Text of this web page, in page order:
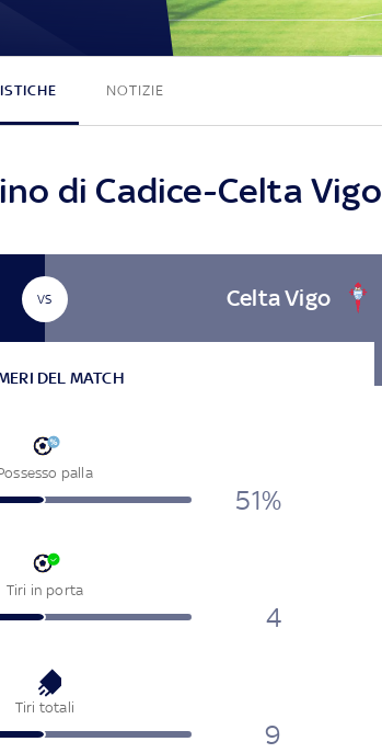
1 - 0
NOTIZIE
di Cadice-Celta Vigo
VS Celta Vigo
DEL MATCH
palla
51%
Tiri in porta
4
Tiri totali
9